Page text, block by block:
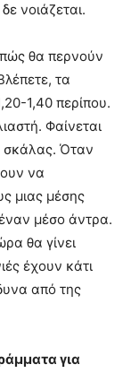
νοιάζεται.
πώς θα περνούν
τα
1,40 περίπου.
Φαίνεται
σκάλας. Όταν
να
μιας μέσης
μέσο άντρα.
θα γίνει
έχουν κάτι
από της
για